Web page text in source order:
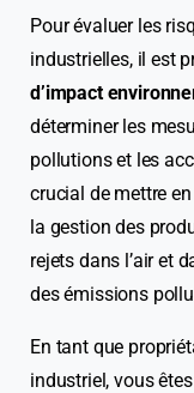
Pour évaluer les
industrielles, il est
d’impact
déterminer les
pollutions et les
crucial de mettre
la gestion des
rejets dans l’air et
des émissions
En tant que
industriel, vous